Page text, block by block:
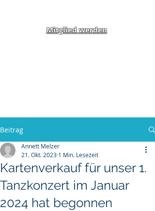
Mitglied werden
Beitrag
Kartenverkauf für unser 1.
Tanzkonzert im Januar
2024 hat begonnen
Annett Melzer
21. Okt. 2023 1 Min. Lesezeit